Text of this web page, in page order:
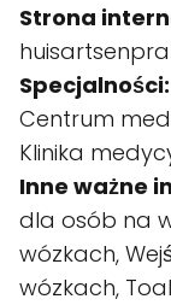
Strona
Specjalności:
Centrum
Klinika
Inne ważne
dla osób na
wózkach,
wózkach,